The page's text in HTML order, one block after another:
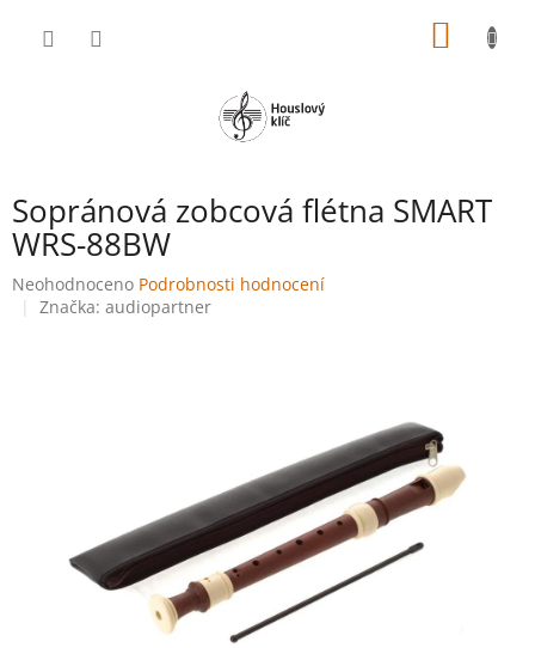
Sopránová zobcová flétna SMART
WRS-88BW
Průměrné
hodnocení
Neohodnoceno Podrobnosti hodnocení
Značka: audiopartner